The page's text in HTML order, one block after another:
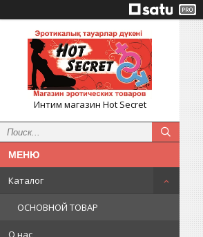
Интим магазин Hot Secret
Каталог
ОСНОВНОЙ ТОВАР
О нас